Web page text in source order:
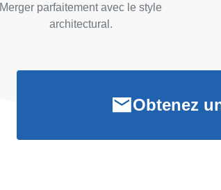
Merger parfaitement avec le style
architectural.
Obtenez